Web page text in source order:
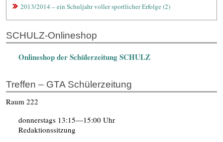
2013/2014 – ein Schuljahr voller sportlicher Erfolge (2)
SCHULZ-Onlineshop
Onlineshop der Schülerzeitung SCHULZ
Treffen – GTA Schülerzeitung
Raum 222
donnerstags 13:15—15:00 Uhr
Redaktionssitzung